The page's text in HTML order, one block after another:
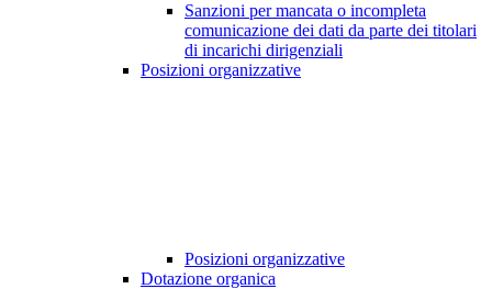
Sanzioni per mancata o incompleta
comunicazione dei dati da parte dei titolari
di incarichi dirigenziali
Posizioni organizzative
Posizioni organizzative
Dotazione organica